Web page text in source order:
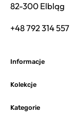
82-300 Elbląg
+48 792 314 557
Informacje
Kolekcje
Kategorie